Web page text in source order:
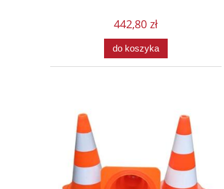
442,80 zł
do koszyka